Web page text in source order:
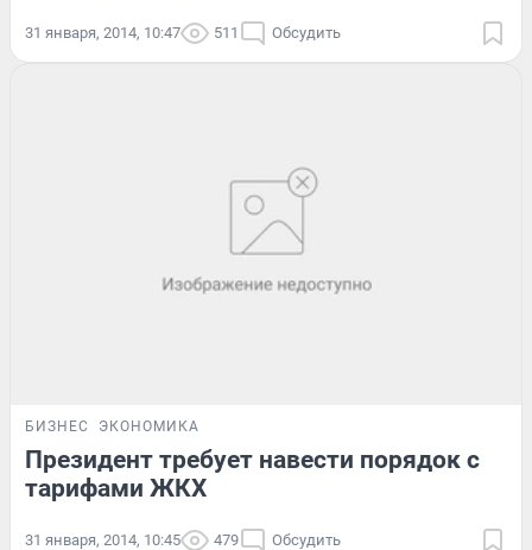
31 января, 2014, 10:47 511 Обсудить
БИЗНЕС ЭКОНОМИКА
Президент требует навести порядок с
тарифами ЖКХ
31 января, 2014, 10:45 479 Обсудить